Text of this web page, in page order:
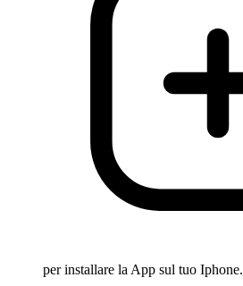
per installare la App sul tuo Iphone.